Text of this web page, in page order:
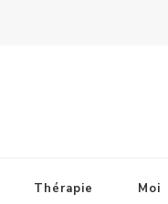
Thérapie Moi